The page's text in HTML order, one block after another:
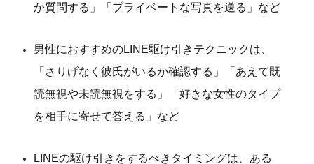
か質問する」「プライベートな写真を送る」など
男性におすすめのLINE駆け引きテクニックは、
「さりげなく彼氏がいるか確認する」「あえて既
読無視や未読無視をする」「好きな女性のタイプ
を相手に寄せて答える」など
LINEの駆け引きをするべきタイミングは、ある